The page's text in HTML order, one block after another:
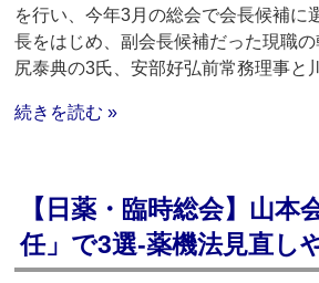
を行い、今年3月の総会で会長候補に
長をはじめ、副会長候補だった現職
尻泰典の3氏、安部好弘前常務理事と
続きを読む »
【日薬・臨時総会】山本
任」で3選‐薬機法見直し